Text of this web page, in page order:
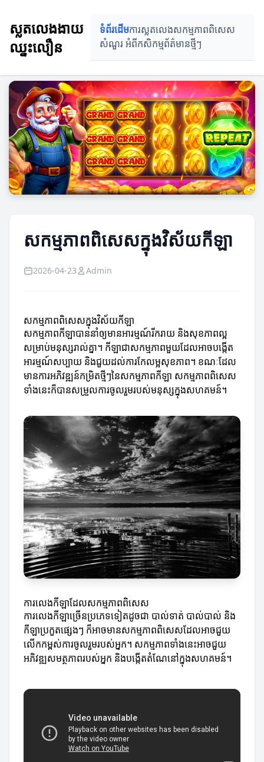
ស្លតលេងងាយ
ឈ្នះលឿន
ទំព័រដើមការស្លតលេងសកម្មភាពពិសេស
សំណួរ អំពីកសិកម្មព័ត៌មានថ្មីៗ
សកម្មភាពពិសេសក្នុងវិស័យកីឡា
2026-04-23 Admin
សកម្មភាពពិសេសក្នុងវិស័យកីឡា
សកម្មភាពកីឡាបាននាំឲ្យមានអារម្មណ៍រីករាយ និងសុខភាពល្អ
សម្រាប់មនុស្សរាល់គ្នា។ កីឡាជាសកម្មភាពមួយដែលអាចបង្កើត
អារម្មណ៍សប្បាយ និងជួយដល់ការកែលម្អសុខភាព។ ខណៈដែល
មានការអភិវឌ្ឍន៍កម្រិតថ្មីៗនៃសកម្មភាពកីឡា សកម្មភាពពិសេស
ទាំងនេះក៏បានសម្រួលការចូលរួមរបស់មនុស្សក្នុងសហគមន៍។
ការលេងកីឡាដែលសកម្មភាពពិសេស
ការលេងកីឡាច្រើនប្រភេទទៀតដូចជា បាល់ទាត់ បាល់បាល់ និង
កីឡាប្រកួតផ្សេងៗ ក៏អាចមានសកម្មភាពពិសេសដែលអាចជួយ
លើកកម្ពស់ការចូលរួមរបស់អ្នក។ សកម្មភាពទាំងនេះអាចជួយ
អភិវឌ្ឍសមត្ថភាពរបស់អ្នក និងបង្កើតតំណែនៅក្នុងសហគមន៍។